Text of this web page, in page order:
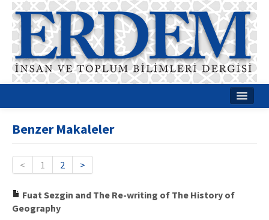
Dergi Kurulları
Yayın Politikaları
Benzer Makaleler
< 1 2 >
Fuat Sezgin and The Re-writing of The History of
Geography